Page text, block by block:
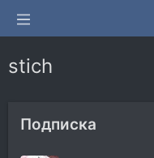
stich
Подписка